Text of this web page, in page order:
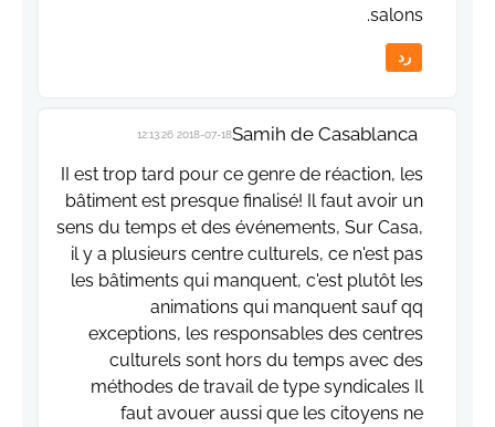
salons.
رد
Samih de Casablanca
2018-07-18 12:13:26
II est trop tard pour ce genre de réaction, les
bâtiment est presque finalisé! Il faut avoir un
sens du temps et des événements, Sur Casa,
il y a plusieurs centre culturels, ce n'est pas
les bâtiments qui manquent, c'est plutôt les
animations qui manquent sauf qq
exceptions, les responsables des centres
culturels sont hors du temps avec des
méthodes de travail de type syndicales Il
faut avouer aussi que les citoyens ne